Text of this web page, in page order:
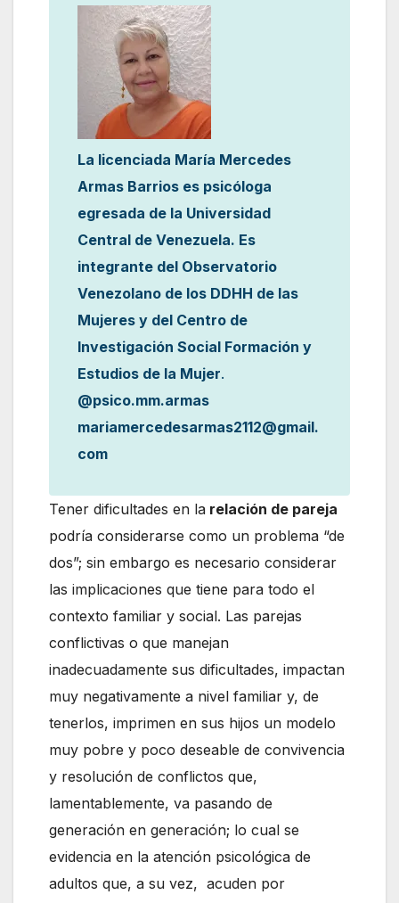
La licenciada María Mercedes
Armas Barrios es psicóloga
egresada de la Universidad
Central de Venezuela. Es
integrante del Observatorio
Venezolano de los DDHH de las
Mujeres y del Centro de
Investigación Social Formación y
Estudios de la Mujer.
@psico.mm.armas
mariamercedesarmas2112@gmail.
com
Tener dificultades en la relación de pareja
podría considerarse como un problema “de
dos”; sin embargo es necesario considerar
las implicaciones que tiene para todo el
contexto familiar y social. Las parejas
conflictivas o que manejan
inadecuadamente sus dificultades, impactan
muy negativamente a nivel familiar y, de
tenerlos, imprimen en sus hijos un modelo
muy pobre y poco deseable de convivencia
y resolución de conflictos que,
lamentablemente, va pasando de
generación en generación; lo cual se
evidencia en la atención psicológica de
adultos que, a su vez, acuden por